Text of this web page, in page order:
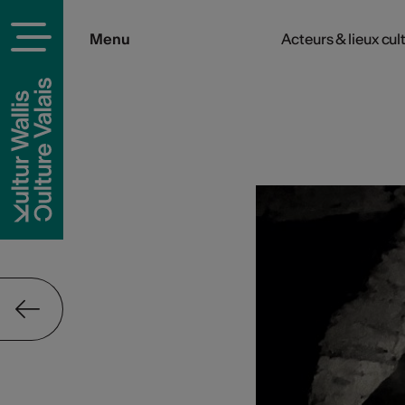
Menu Acteurs & lieux